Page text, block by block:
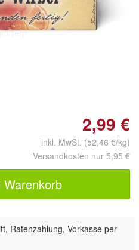
zum
2,99 €
inkl. MwSt. (52,46 €/kg)
Versandkosten nur 5,95 €
Warenkorb
Ratenzahlung, Vorkasse per